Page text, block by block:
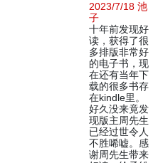
2023/7/18 池
子
十年前发现好
读，获得了很
多排版非常好
的电子书，现
在还有当年下
载的很多书存
在kindle里。
好久没来竟发
现版主周先生
已经过世令人
不胜唏嘘。感
谢周先生带来